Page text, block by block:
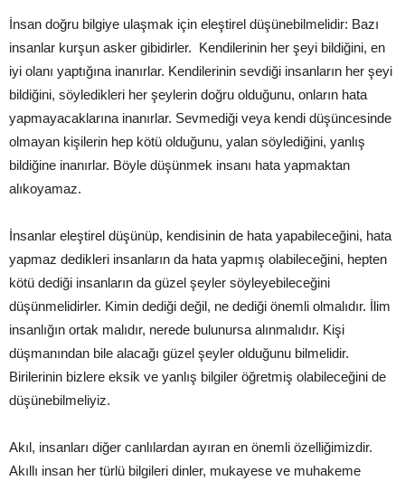
İnsan doğru bilgiye ulaşmak için eleştirel düşünebilmelidir: Bazı
insanlar kurşun asker gibidirler. Kendilerinin her şeyi bildiğini, en
iyi olanı yaptığına inanırlar. Kendilerinin sevdiği insanların her şeyi
bildiğini, söyledikleri her şeylerin doğru olduğunu, onların hata
yapmayacaklarına inanırlar. Sevmediği veya kendi düşüncesinde
olmayan kişilerin hep kötü olduğunu, yalan söylediğini, yanlış
bildiğine inanırlar. Böyle düşünmek insanı hata yapmaktan
alıkoyamaz.
İnsanlar eleştirel düşünüp, kendisinin de hata yapabileceğini, hata
yapmaz dedikleri insanların da hata yapmış olabileceğini, hepten
kötü dediği insanların da güzel şeyler söyleyebileceğini
düşünmelidirler. Kimin dediği değil, ne dediği önemli olmalıdır. İlim
insanlığın ortak malıdır, nerede bulunursa alınmalıdır. Kişi
düşmanından bile alacağı güzel şeyler olduğunu bilmelidir.
Birilerinin bizlere eksik ve yanlış bilgiler öğretmiş olabileceğini de
düşünebilmeliyiz.
Akıl, insanları diğer canlılardan ayıran en önemli özelliğimizdir.
Akıllı insan her türlü bilgileri dinler, mukayese ve muhakeme